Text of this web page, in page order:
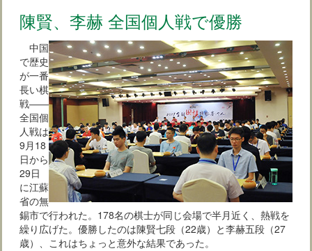
陳賢、李赫 全国個人戦で優勝
中国
で歴史
が一番
長い棋
戦――
全国個
人戦は
9月18
日から
29日
に江蘇
省の無
錫市で行われた。178名の棋士が同じ会場で半月近く、熱戦を
繰り広げた。優勝したのは陳賢七段（22歳）と李赫五段（27
歳）、これはちょっと意外な結果であった。